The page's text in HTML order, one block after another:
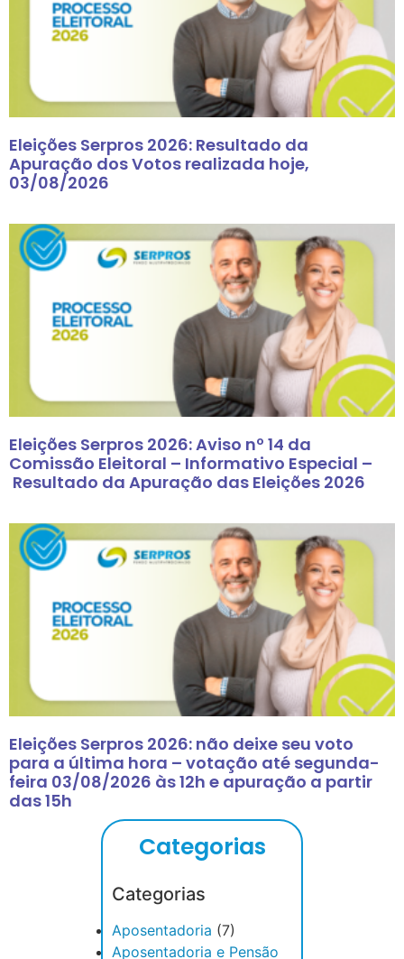
Eleições Serpros 2026: Resultado da
Apuração dos Votos realizada hoje,
03/08/2026
Eleições Serpros 2026: Aviso nº 14 da
Comissão Eleitoral – Informativo Especial –
Resultado da Apuração das Eleições 2026
Eleições Serpros 2026: não deixe seu voto
para a última hora – votação até segunda-
feira 03/08/2026 às 12h e apuração a partir
das 15h
Categorias
Categorias
Aposentadoria (7)
Aposentadoria e Pensão